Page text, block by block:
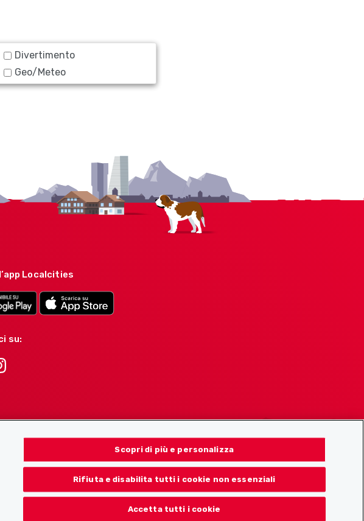
Divertimento
Geo/Meteo
Localcities
su:
Scopri di più e personalizza
Rifiuta e disabilita tutti i cookie non essenziali
Accetta tutti i cookie